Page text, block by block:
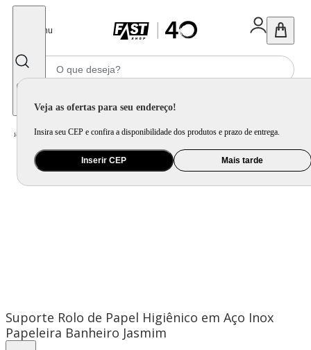
Menu
Veja as ofertas para seu endereço!
Insira seu CEP e confira a disponibilidade dos produtos e prazo de entrega.
Inserir CEP Mais tarde
Home Utilidade Doméstica Organização e Armazenamento / Organização de Banheiro
Suporte Rolo de Papel Higiênico em Aço Inox
Papeleira Banheiro Jasmim